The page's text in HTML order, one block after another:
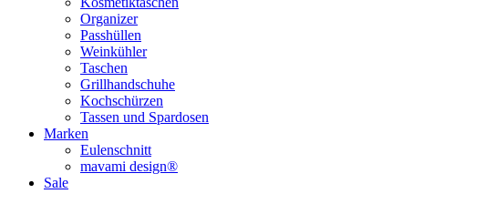
Organizer
Passhüllen
Weinkühler
Taschen
Grillhandschuhe
Kochschürzen
Tassen und Spardosen
Marken
Eulenschnitt
mavami design®
Sale